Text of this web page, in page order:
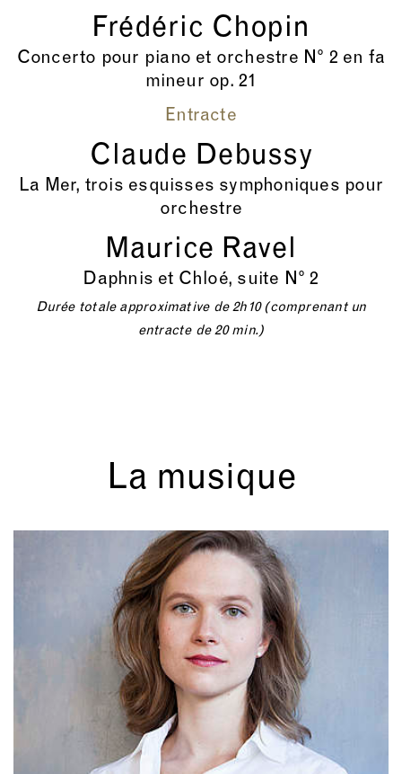
Frédéric Chopin
Concerto pour piano et orchestre N° 2 en fa
mineur op. 21
Entracte
Claude Debussy
La Mer, trois esquisses symphoniques pour
orchestre
Maurice Ravel
Daphnis et Chloé, suite N° 2
Durée totale approximative de 2h10 (comprenant un
entracte de 20 min.)
La musique